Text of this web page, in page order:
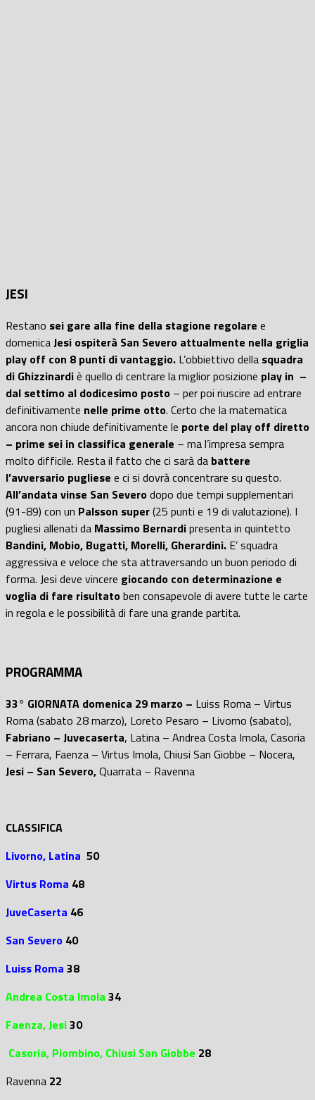
JESI
Restano sei gare alla fine della stagione regolare e
domenicaJesi ospiterà San Severo attualmente nella griglia
play off con 8 punti di vantaggio. L’obbiettivo della squadra
di Ghizzinardiè quello di centrare la miglior posizione play in –
dal settimo al dodicesimo posto – per poi riuscire ad entrare
definitivamente nelle prime otto. Certo che la matematica
ancora non chiude definitivamente le porte del play off diretto
– prime sei in classifica generale – ma l’impresa sempra
molto difficile. Resta il fatto che ci sarà da battere
l’avversario pugliese e ci si dovrà concentrare su questo.
All’andata vinse San Severodopo due tempi supplementari
(91-89) con un Palsson super(25 punti e 19 di valutazione). I
pugliesi allenati da Massimo Bernardipresenta in quintetto
Bandini, Mobio, Bugatti, Morelli, Gherardini. E’ squadra
aggressiva e veloce che sta attraversando un buon periodo di
forma. Jesi deve vincere giocando con determinazione e
voglia di fare risultatoben consapevole di avere tutte le carte
in regola e le possibilità di fare una grande partita.
PROGRAMMA
33° GIORNATA domenica 29 marzo – Luiss Roma – Virtus
Roma (sabato 28 marzo), Loreto Pesaro – Livorno (sabato),
Fabriano – Juvecaserta, Latina – Andrea Costa Imola, Casoria
– Ferrara, Faenza – Virtus Imola, Chiusi San Giobbe – Nocera,
Jesi – San Severo,Quarrata – Ravenna
CLASSIFICA
Livorno, Latina 50
Virtus Roma 48
JuveCaserta 46
San Severo 40
Luiss Roma 38
Andrea Costa Imola 34
Faenza, Jesi30
Casoria, Piombino, Chiusi San Giobbe 28
Ravenna 22